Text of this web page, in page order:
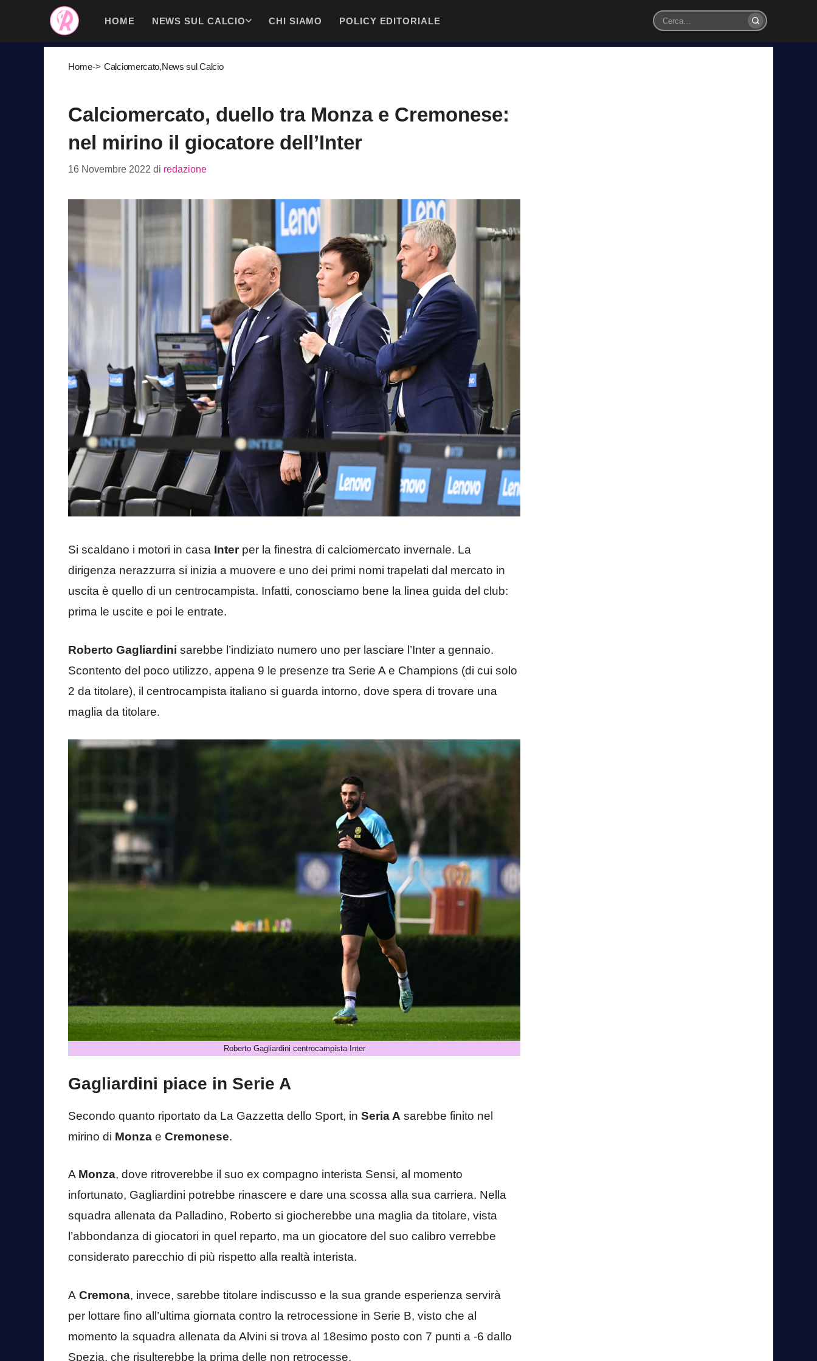
contenuto
HOME NEWS SUL CALCIO CHI SIAMO POLICY EDITORIALE
Cerca
Home-> Calciomercato,News sul Calcio
Calciomercato, duello tra Monza e Cremonese:
nel mirino il giocatore dell’Inter
16 Novembre 2022 di redazione
Si scaldano i motori in casa Interper la finestra di calciomercato invernale. La
dirigenza nerazzurra si inizia a muovere e uno dei primi nomi trapelati dal mercato in
uscita è quello di un centrocampista. Infatti, conosciamo bene la linea guida del club:
prima le uscite e poi le entrate.
Roberto Gagliardini sarebbe l’indiziato numero uno per lasciare l’Inter a gennaio.
Scontento del poco utilizzo, appena 9 le presenze tra Serie A e Champions (di cui solo
2 da titolare), il centrocampista italiano si guarda intorno, dove spera di trovare una
maglia da titolare.
Roberto Gagliardini centrocampista Inter
Gagliardini piace in Serie A
Secondo quanto riportato da La Gazzetta dello Sport, in Seria A sarebbe finito nel
mirino di Monza e Cremonese.
A Monza, dove ritroverebbe il suo ex compagno interista Sensi, al momento
infortunato, Gagliardini potrebbe rinascere e dare una scossa alla sua carriera. Nella
squadra allenata da Palladino, Roberto si giocherebbe una maglia da titolare, vista
l’abbondanza di giocatori in quel reparto, ma un giocatore del suo calibro verrebbe
considerato parecchio di più rispetto alla realtà interista.
A Cremona, invece, sarebbe titolare indiscusso e la sua grande esperienza servirà
per lottare fino all’ultima giornata contro la retrocessione in Serie B, visto che al
momento la squadra allenata da Alvini si trova al 18esimo posto con 7 punti a -6 dallo
Spezia, che risulterebbe la prima delle non retrocesse.